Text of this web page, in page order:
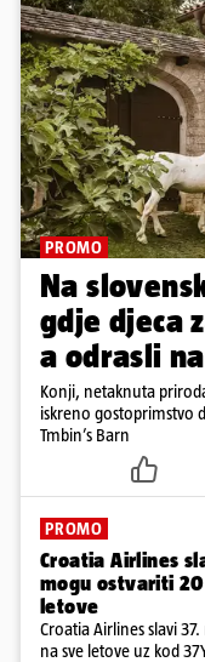
PROMO
Na
gdje djeca
a odrasli
Konji, netaknuta
iskreno gostoprimstvo
Tmbin’s Barn
PROMO
Croatia Airlines
mogu ostvariti
letove
Croatia Airlines slavi
na sve letove uz kod